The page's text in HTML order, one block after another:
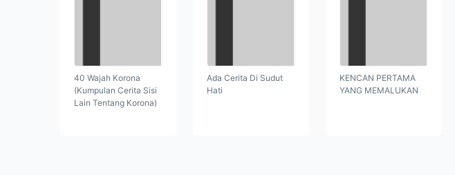
40 Wajah Korona
(Kumpulan Cerita Sisi
Lain Tentang Korona)
Ada Cerita Di Sudut
Hati
KENCAN PERTAMA
YANG MEMALUKAN